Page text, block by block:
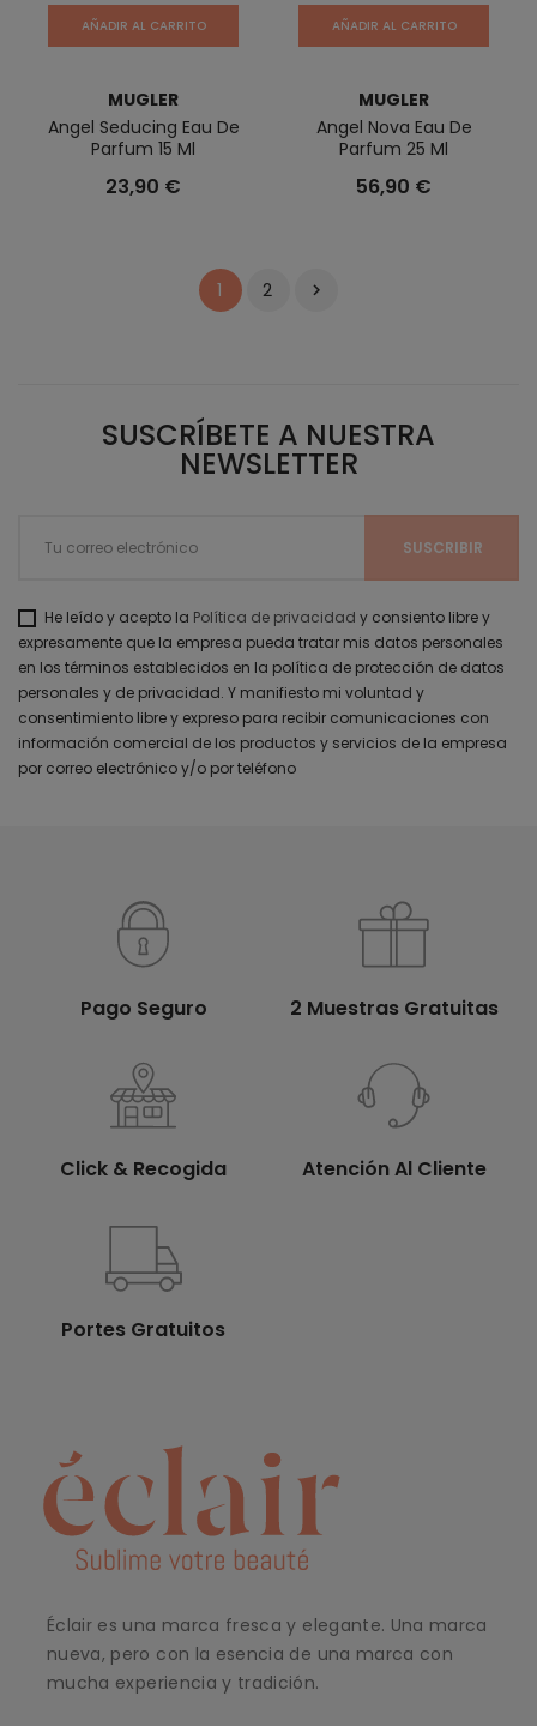
AÑADIR AL CARRITO
MUGLER
Angel Seducing Eau De
Parfum 15 Ml
23,90 €
AÑADIR AL CARRITO
MUGLER
Angel Nova Eau De
Parfum 25 Ml
56,90 €
1 2 
SUSCRÍBETE A NUESTRA
NEWSLETTER
He leído y acepto la Política de privacidad y consiento libre y
expresamente que la empresa pueda tratar mis datos personales
en los términos establecidos en la política de protección de datos
personales y de privacidad. Y manifiesto mi voluntad y
consentimiento libre y expreso para recibir comunicaciones con
información comercial de los productos y servicios de la empresa
por correo electrónico y/o por teléfono
Pago Seguro 2 Muestras Gratuitas
Click & Recogida Atención Al Cliente
Portes Gratuitos
Éclair es una marca fresca y elegante. Una marca
nueva, pero con la esencia de una marca con
mucha experiencia y tradición.